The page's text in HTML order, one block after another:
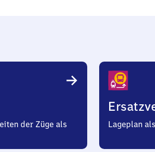
der Züge als
Lageplan